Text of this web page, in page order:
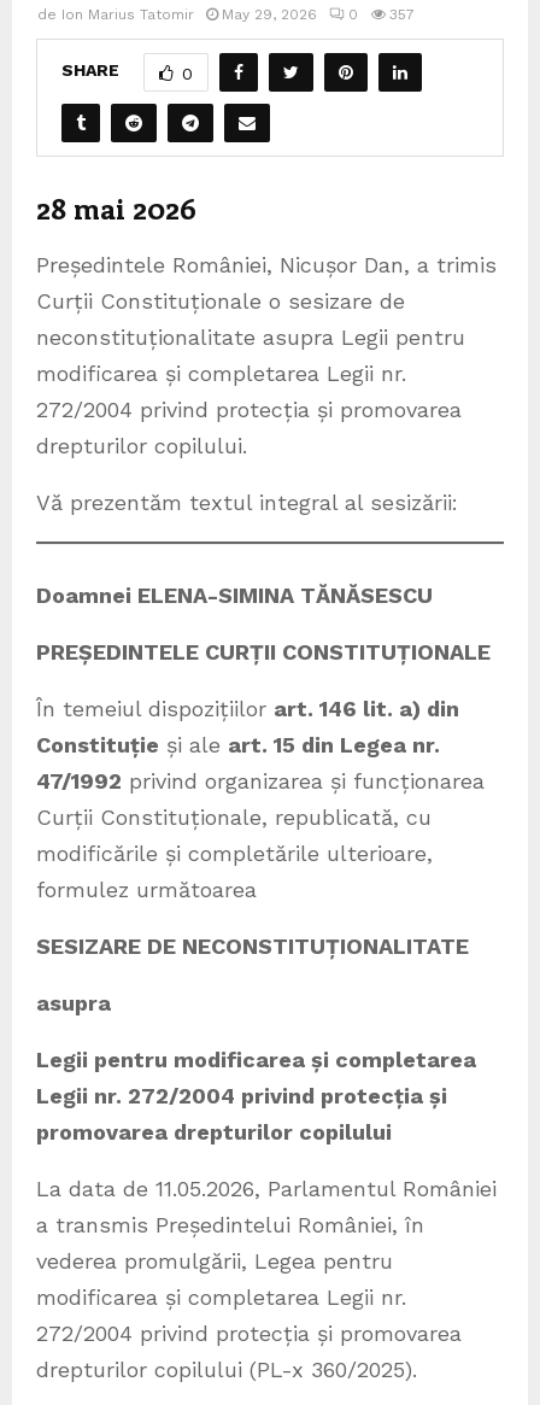
de Ion Marius Tatomir May 29, 2026 0 357
SHARE 0
28 mai 2026
Președintele României, Nicușor Dan, a trimis
Curții Constituționale o sesizare de
neconstituționalitate asupra Legii pentru
modificarea și completarea Legii nr.
272/2004 privind protecția și promovarea
drepturilor copilului.
Vă prezentăm textul integral al sesizării:
Doamnei ELENA-SIMINA TĂNĂSESCU
PREȘEDINTELE CURȚII CONSTITUȚIONALE
În temeiul dispozițiilor art. 146 lit. a) din
Constituție și ale art. 15 din Legea nr.
47/1992 privind organizarea și funcționarea
Curții Constituționale, republicată, cu
modificările și completările ulterioare,
formulez următoarea
SESIZARE DE NECONSTITUȚIONALITATE
asupra
Legii pentru modificarea și completarea
Legii nr. 272/2004 privind protecția și
promovarea drepturilor copilului
La data de 11.05.2026, Parlamentul României
a transmis Președintelui României, în
vederea promulgării, Legea pentru
modificarea și completarea Legii nr.
272/2004 privind protecția și promovarea
drepturilor copilului (PL-x 360/2025).